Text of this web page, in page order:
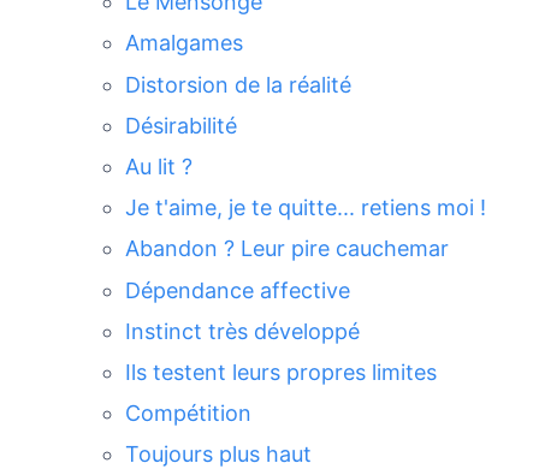
Amalgames
Distorsion de la réalité
Désirabilité
Au lit ?
Je t'aime, je te quitte... retiens moi !
Abandon ? Leur pire cauchemar
Dépendance affective
Instinct très développé
Ils testent leurs propres limites
Compétition
Toujours plus haut